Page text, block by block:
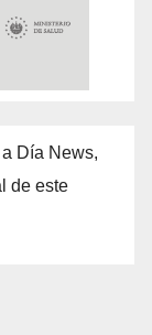
Día News,
de este